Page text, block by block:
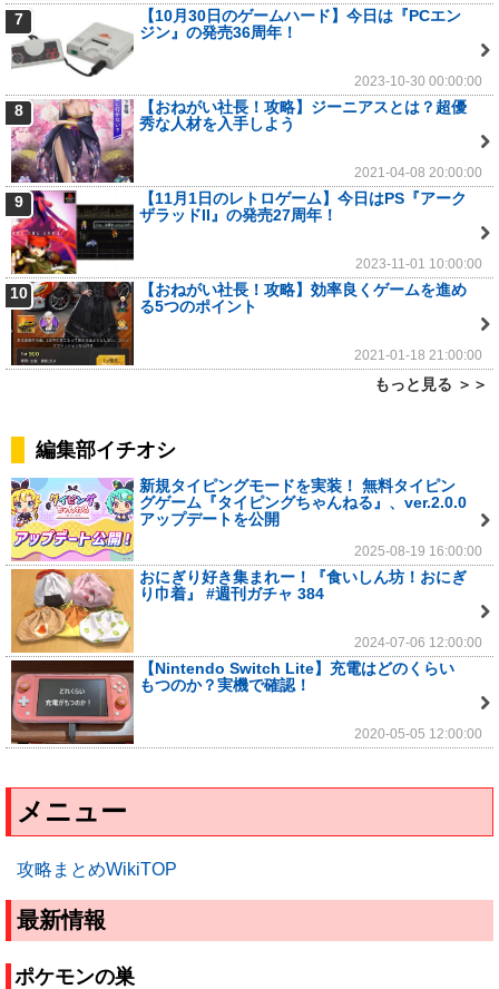
7
【10月30日のゲームハード】今日は『PCエン
ジン』の発売36周年！
2023-10-30 00:00:00
8
【おねがい社長！攻略】ジーニアスとは？超優
秀な人材を入手しよう
2021-04-08 20:00:00
9
【11月1日のレトロゲーム】今日はPS『アーク
ザラッドII』の発売27周年！
2023-11-01 10:00:00
10
【おねがい社長！攻略】効率良くゲームを進め
る5つのポイント
2021-01-18 21:00:00
もっと見る ＞＞
編集部イチオシ
新規タイピングモードを実装！ 無料タイピン
グゲーム『タイピングちゃんねる』、ver.2.0.0
アップデートを公開
2025-08-19 16:00:00
おにぎり好き集まれー！『食いしん坊！おにぎ
り巾着』 #週刊ガチャ 384
2024-07-06 12:00:00
【Nintendo Switch Lite】充電はどのくらい
もつのか？実機で確認！
2020-05-05 12:00:00
メニュー
攻略まとめWikiTOP
最新情報
ポケモンの巣